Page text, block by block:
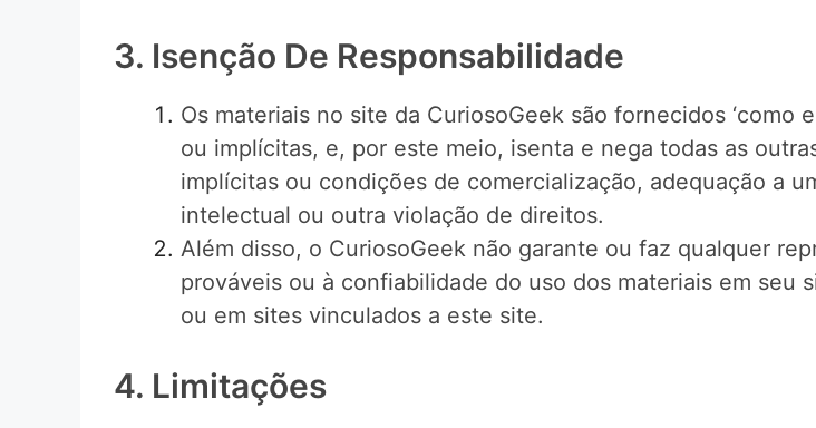
3. Isenção De Responsabilidade
Os materiais no site da CuriosoGeek são fornecidos ‘como
ou implícitas, e, por este meio, isenta e nega todas as
implícitas ou condições de comercialização, adequação a
intelectual ou outra violação de direitos.
Além disso, o CuriosoGeek não garante ou faz qualquer
prováveis ​​ou à confiabilidade do uso dos materiais em seu
ou em sites vinculados a este site.
4. Limitações